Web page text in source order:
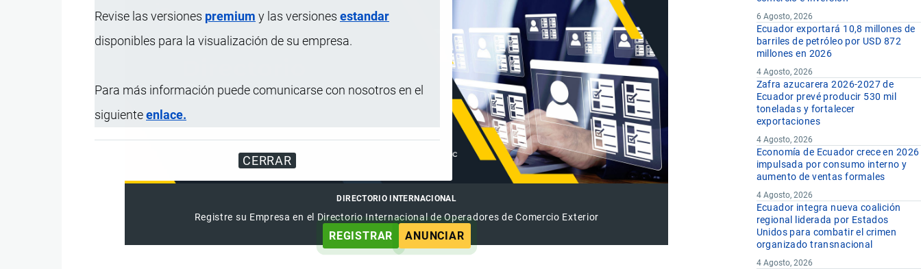
Revise las versiones premium y las versiones estandar
disponibles para la visualización de su empresa.
Para más información puede comunicarse con nosotros en el
siguienteenlace.
CERRAR
DIRECTORIO INTERNACIONAL
Registre su Empresa en el Directorio Internacional de Operadores de Comercio Exterior
REGISTRAR ANUNCIAR
6 Agosto, 2026
Ecuador exportará 10,8 millones de
barriles de petróleo por USD 872
millones en 2026
4 Agosto, 2026
Zafra azucarera 2026-2027 de
Ecuador prevé producir 530 mil
toneladas y fortalecer
exportaciones
4 Agosto, 2026
Economía de Ecuador crece en 2026
impulsada por consumo interno y
aumento de ventas formales
4 Agosto, 2026
Ecuador integra nueva coalición
regional liderada por Estados
Unidos para combatir el crimen
organizado transnacional
4 Agosto, 2026